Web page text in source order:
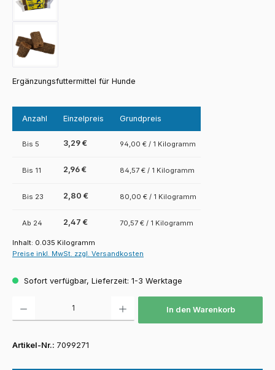
Ergänzungsfuttermittel für Hunde
Anzahl Einzelpreis Grundpreis
Bis 5 3,29 € 94,00 € / 1 Kilogramm
Bis 11 2,96 € 84,57 € / 1 Kilogramm
Bis 23 2,80 € 80,00 € / 1 Kilogramm
Ab 24 2,47 € 70,57 € / 1 Kilogramm
Inhalt: 0.035 Kilogramm
Preise inkl. MwSt. zzgl. Versandkosten
Sofort verfügbar, Lieferzeit: 1-3 Werktage
In den Warenkorb
Artikel-Nr.: 7099271